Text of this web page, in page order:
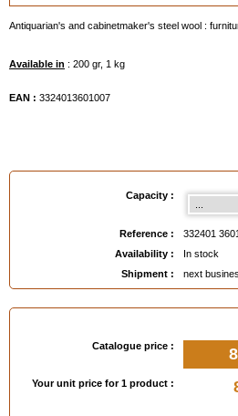
Antiquarian's and cabinetmaker's steel wool :
Available in : 200 gr, 1 kg
EAN : 3324013601007
Capacity :
Reference :
332401
Availability :
In stock
Shipment :
next
Catalogue price :
Your unit price for 1 product :